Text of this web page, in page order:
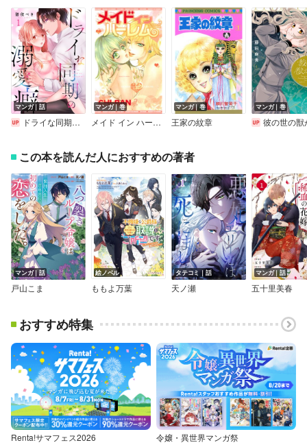
マンガ｜話
ドライな同期の溺愛癖
マンガ｜巻
メイド イン ハーレム
マンガ｜巻
王家の紋章
マンガ｜巻
彼の世の獣が見る
この本を読んだ人におすすめの著者
マンガ｜話
戸山こま
絵ノベル
ももよ万葉
タテコミ｜話
天ノ瀬
マンガ｜話
五十里美春
おすすめ特集
Renta!サマフェス2026 令嬢・異世界マンガ祭